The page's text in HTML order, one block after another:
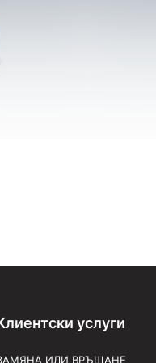
услуги
ИЛИ ВРЪЩАНЕ